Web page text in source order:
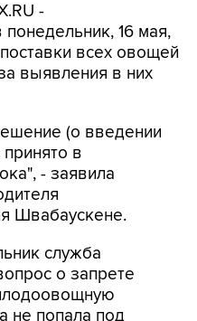
-
16 мая,
всех овощей
выявления в них
(о введении
в
- заявила
Швабаускене.
служба
о запрете
не попала под